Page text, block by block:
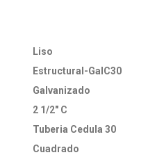
Liso
Estructural-GalC30
Galvanizado
2 1/2" C
Tuberia Cedula 30
Cuadrado